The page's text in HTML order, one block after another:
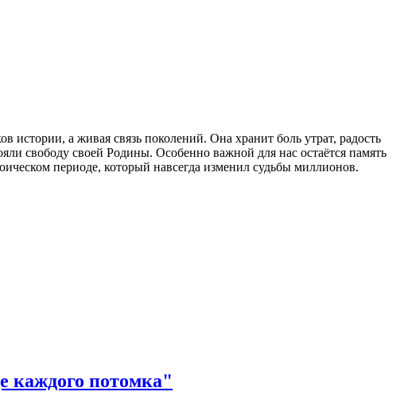
а живая связь поколений. Она хранит боль утрат, радость
свободу своей Родины. Особенно важной для нас остаётся память
периоде, который навсегда изменил судьбы миллионов.
каждого потомка"